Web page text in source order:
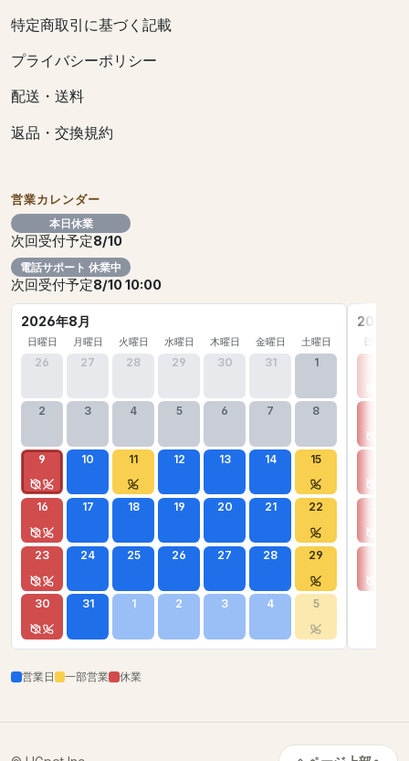
特定商取引に基づく記載
プライバシーポリシー
配送・送料
返品・交換規約
営業カレンダー
本日休業
次回受付予定8/10
電話サポート 休業中
次回受付予定8/10 10:00
2026年8月
日曜日 月曜日 火曜日 水曜日 木曜日 金曜日 土曜日
26 27 28 29 30 31 1
2 3 4 5 6 7 8
9 10 11 12 13 14 15
16 17 18 19 20 21 22
23 24 25 26 27 28 29
30 31 1 2 3 4 5
2026年
日曜日
営業日 一部営業 休業